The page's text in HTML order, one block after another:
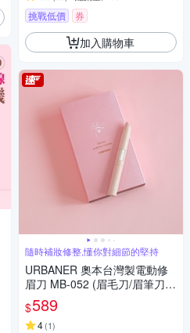
挑戰低價 券
加入購物車
隨時補妝修整,懂你對細節的堅持
URBANER 奧本台灣製電動修
眉刀 MB-052 (眉毛刀/眉筆刀/
修眉/除毛刀/去毛刀/眉毛/眼線)
$589
4(1)